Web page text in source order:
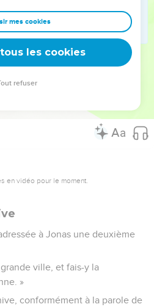
idoles sans consistance
sacrifices avec un cri de
les vœux que j'ai faits. Le salut
en vidéo pour le moment.
à Jonas une deuxième
ville, et fais-y la
»
conformément à la parole de
mes cookies
les cookies
refuser